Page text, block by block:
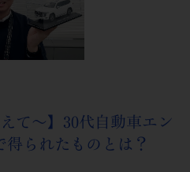
て～】30代自動車エン
得られたものとは？